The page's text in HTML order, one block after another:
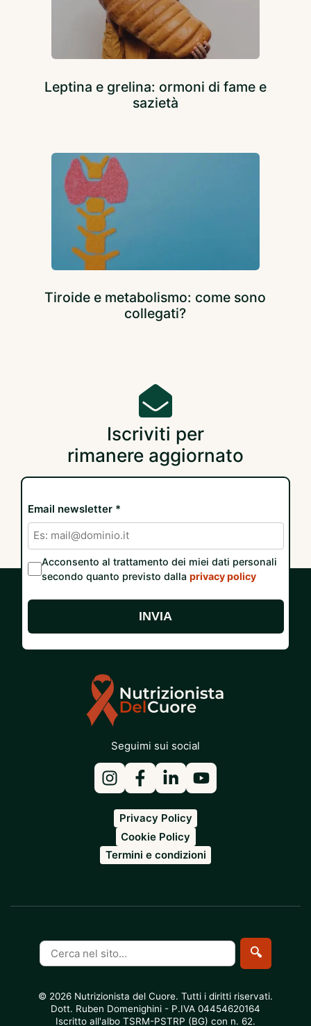
Leptina e grelina: ormoni di fame e
sazietà
Tiroide e metabolismo: come sono
collegati?
Iscriviti per
rimanere aggiornato
Email newsletter *
Acconsento al trattamento dei miei dati personali
secondo quanto previsto dalla privacy policy
INVIA
Seguimi sui social
Privacy Policy
Cookie Policy
Termini e condizioni
Cerca
nel
sito
🔍
© 2026 Nutrizionista del Cuore. Tutti i diritti riservati.
Dott. Ruben Domenighini - P.IVA 04454620164
Iscritto all'albo TSRM-PSTRP (BG) con n. 62.